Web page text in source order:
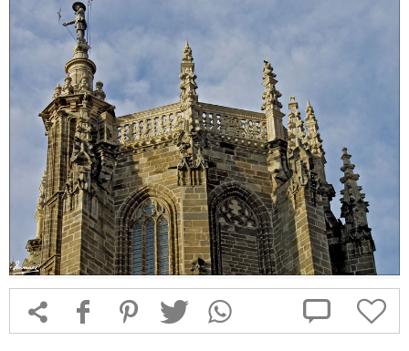
 f 1 T  